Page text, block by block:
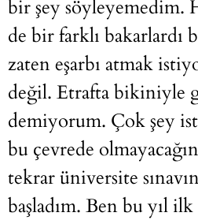
bir şey söyleyemedim.
de bir farklı bakarlardı
zaten eşarbı atmak
değil. Etrafta bikiniyle
demiyorum. Çok şey
bu çevrede
tekrar üniversite
başladım. Ben bu yıl